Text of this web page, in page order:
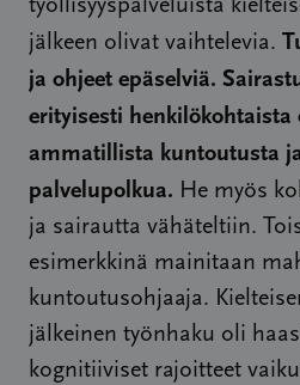
työllisyyspalveluista
jälkeen olivat vaihtelevia.
ja ohjeet epäselviä.
erityisesti henkilökohtaista
ammatillista kuntoutusta
palvelupolkua. He myös
ja sairautta vähäteltiin.
esimerkkinä mainitaan
kuntoutusohjaaja.
jälkeinen työnhaku oli
kognitiiviset rajoitteet